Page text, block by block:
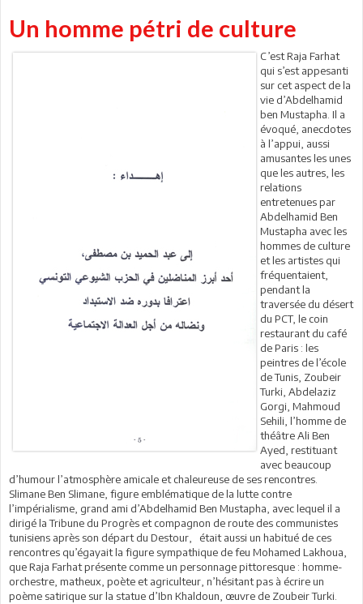
Un homme pétri de culture
C’est Raja Farhat
qui s’est appesanti
sur cet aspect de la
vie d’Abdelhamid
ben Mustapha. Il a
évoqué, anecdotes
à l’appui, aussi
amusantes les unes
que les autres, les
relations
entretenues par
Abdelhamid Ben
Mustapha avec les
hommes de culture
et les artistes qui
fréquentaient,
pendant la
traversée du désert
du PCT, le coin
restaurant du café
de Paris : les
peintres de l’école
de Tunis, Zoubeir
Turki, Abdelaziz
Gorgi, Mahmoud
Sehili, l’homme de
théâtre Ali Ben
Ayed, restituant
avec beaucoup
d’humour l’atmosphère amicale et chaleureuse de ses rencontres.
Slimane Ben Slimane, figure emblématique de la lutte contre
l’impérialisme, grand ami d’Abdelhamid Ben Mustapha, avec lequel il a
dirigé la Tribune du Progrès et compagnon de route des communistes
tunisiens après son départ du Destour, était aussi un habitué de ces
rencontres qu’égayait la figure sympathique de feu Mohamed Lakhoua,
que Raja Farhat présente comme un personnage pittoresque : homme-
orchestre, matheux, poète et agriculteur, n’hésitant pas à écrire un
poème satirique sur la statue d’Ibn Khaldoun, œuvre de Zoubeir Turki.